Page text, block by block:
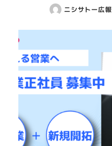
ニシサトー広報